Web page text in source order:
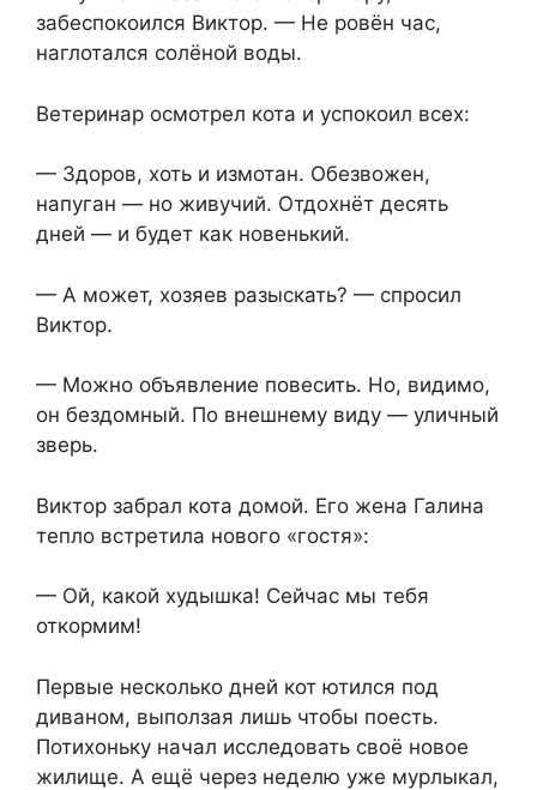
забеспокоился Виктор. — Не ровён час,
наглотался солёной воды.
Ветеринар осмотрел кота и успокоил всех:
— Здоров, хоть и измотан. Обезвожен,
напуган — но живучий. Отдохнёт десять
дней — и будет как новенький.
— А может, хозяев разыскать? — спросил
Виктор.
— Можно объявление повесить. Но, видимо,
он бездомный. По внешнему виду — уличный
зверь.
Виктор забрал кота домой. Его жена Галина
тепло встретила нового «гостя»:
— Ой, какой худышка! Сейчас мы тебя
откормим!
Первые несколько дней кот ютился под
диваном, выползая лишь чтобы поесть.
Потихоньку начал исследовать своё новое
жилище. А ещё через неделю уже мурлыкал,